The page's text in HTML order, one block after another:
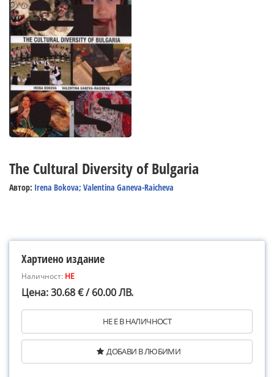
The Cultural Diversity of Bulgaria
Автор: Irena Bokova; Valentina Ganeva-Raicheva
Хартиено издание
Наличност: НЕ
Цена: 30.68 € / 60.00 ЛВ.
НЕ Е В НАЛИЧНОСТ
ДОБАВИ В ЛЮБИМИ